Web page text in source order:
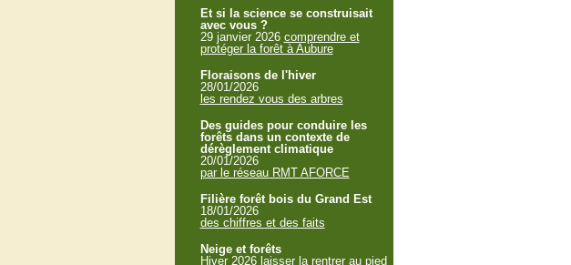
Et si la science se construisait
avec vous ?
29 janvier 2026 comprendre et
protéger la forêt à Aubure
Floraisons de l'hiver
28/01/2026
les rendez vous des arbres
Des guides pour conduire les
forêts dans un contexte de
dérèglement climatique
20/01/2026
par le réseau RMT AFORCE
Filière forêt bois du Grand Est
18/01/2026
des chiffres et des faits
Neige et forêts
Hiver 2026 laisser la rentrer au pied